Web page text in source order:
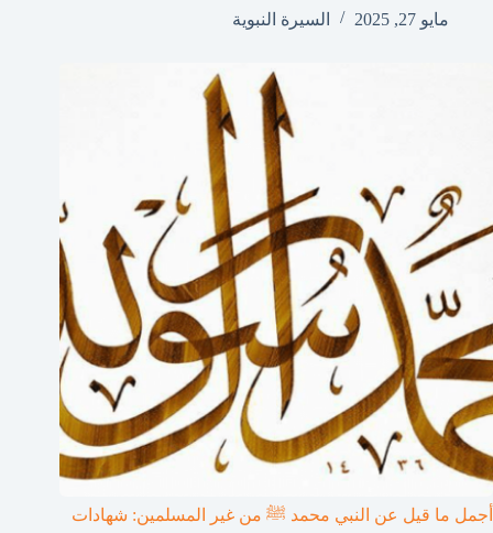
مايو 27, 2025
السيرة النبوية
أجمل ما قيل عن النبي محمد ﷺ من غير المسلمين: شهادات